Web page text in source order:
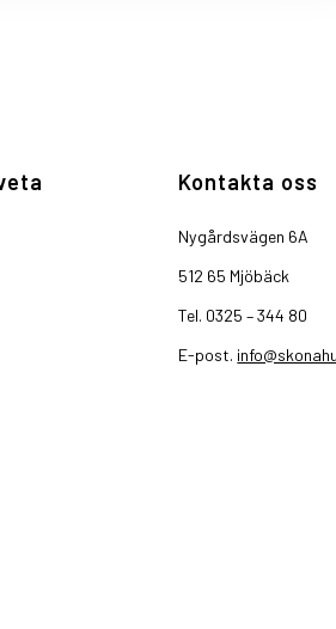
Kontakta oss
Nygårdsvägen 6A
512 65 Mjöbäck
Tel. 0325 – 344 80
E-post.